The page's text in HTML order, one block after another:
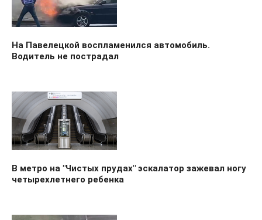
На Павелецкой воспламенился автомобиль.
Водитель не пострадал
В метро на "Чистых прудах" эскалатор зажевал ногу
четырехлетнего ребенка